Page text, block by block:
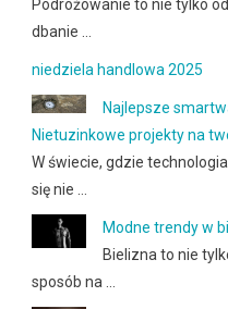
Podróżowanie to nie tylko
dbanie …
niedziela handlowa 2025
Najlepsze
Nietuzinkowe projekty na
W świecie, gdzie
się nie …
Modne trendy w
Bielizna to nie
sposób na …